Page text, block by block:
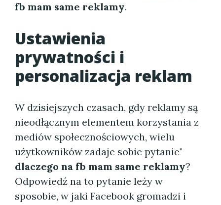
fb mam same reklamy.
Ustawienia
prywatności i
personalizacja reklam
W dzisiejszych czasach, gdy reklamy są
nieodłącznym elementem korzystania z
mediów społecznościowych, wielu
użytkowników zadaje sobie pytanie"
dlaczego na fb mam same reklamy?
Odpowiedź na to pytanie leży w
sposobie, w jaki Facebook gromadzi i